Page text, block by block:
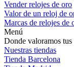
Vender relojes de oro
Valor de un reloj de
Marcas de relojes de
Menú
Donde valoramos
Nuestras tiendas
Tienda Barcelona